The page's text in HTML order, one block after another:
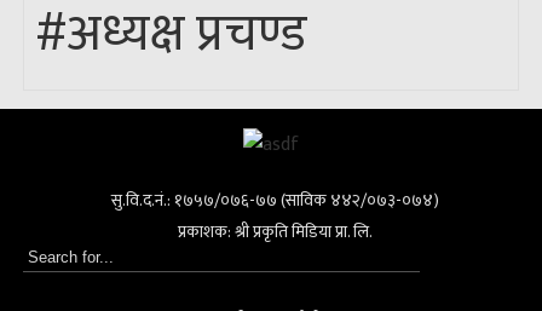
#अध्यक्ष प्रचण्ड
सु.वि.द.नं.: १७५७/०७६-७७ (साविक ४४२/०७३-०७४)
प्रकाशक: श्री प्रकृति मिडिया प्रा. लि.